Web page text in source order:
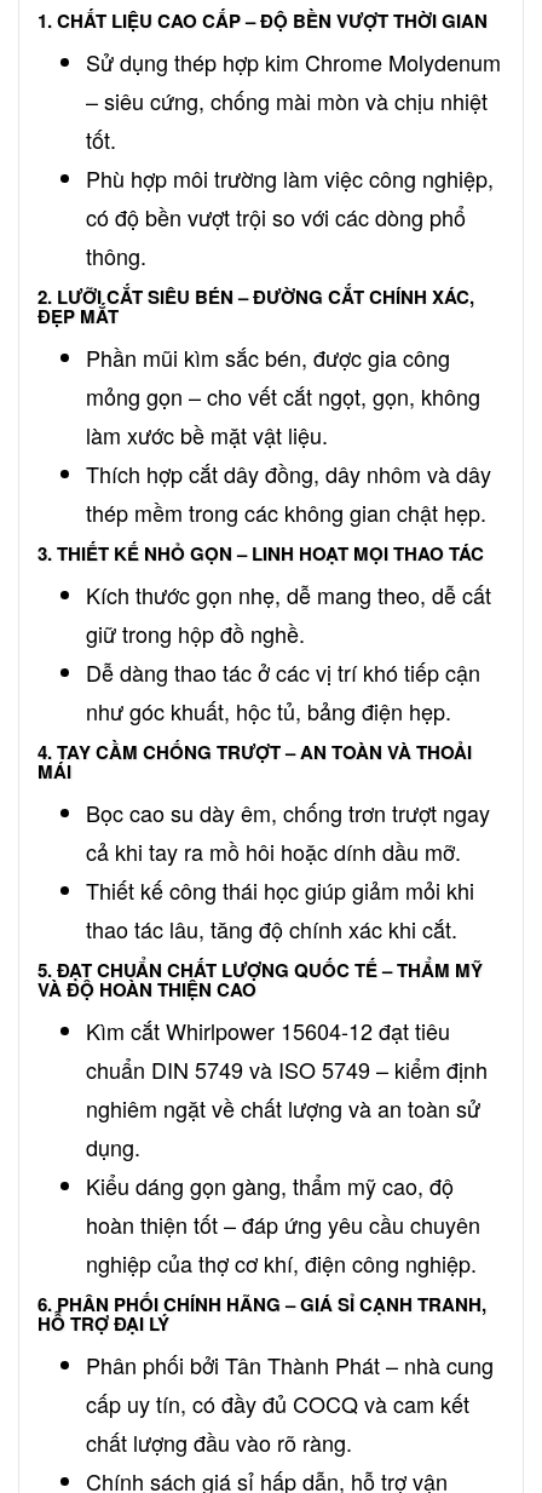
1. CHẤT LIỆU CAO CẤP – ĐỘ BỀN VƯỢT THỜI GIAN
Sử dụng thép hợp kim Chrome Molydenum
– siêu cứng, chống mài mòn và chịu nhiệt
tốt.
Phù hợp môi trường làm việc công nghiệp,
có độ bền vượt trội so với các dòng phổ
thông.
2. LƯỠI CẮT SIÊU BÉN – ĐƯỜNG CẮT CHÍNH XÁC,
ĐẸP MẮT
Phần mũi kìm sắc bén, được gia công
mỏng gọn – cho vết cắt ngọt, gọn, không
làm xước bề mặt vật liệu.
Thích hợp cắt dây đồng, dây nhôm và dây
thép mềm trong các không gian chật hẹp.
3. THIẾT KẾ NHỎ GỌN – LINH HOẠT MỌI THAO TÁC
Kích thước gọn nhẹ, dễ mang theo, dễ cất
giữ trong hộp đồ nghề.
Dễ dàng thao tác ở các vị trí khó tiếp cận
như góc khuất, hộc tủ, bảng điện hẹp.
4. TAY CẦM CHỐNG TRƯỢT – AN TOÀN VÀ THOẢI
MÁI
Bọc cao su dày êm, chống trơn trượt ngay
cả khi tay ra mồ hôi hoặc dính dầu mỡ.
Thiết kế công thái học giúp giảm mỏi khi
thao tác lâu, tăng độ chính xác khi cắt.
5. ĐẠT CHUẨN CHẤT LƯỢNG QUỐC TẾ – THẨM MỸ
VÀ ĐỘ HOÀN THIỆN CAO
Kìm cắt Whirlpower 15604-12 đạt tiêu
chuẩn DIN 5749 và ISO 5749 – kiểm định
nghiêm ngặt về chất lượng và an toàn sử
dụng.
Kiểu dáng gọn gàng, thẩm mỹ cao, độ
hoàn thiện tốt – đáp ứng yêu cầu chuyên
nghiệp của thợ cơ khí, điện công nghiệp.
6. PHÂN PHỐI CHÍNH HÃNG – GIÁ SỈ CẠNH TRANH,
HỖ TRỢ ĐẠI LÝ
Phân phối bởi Tân Thành Phát – nhà cung
cấp uy tín, có đầy đủ COCQ và cam kết
chất lượng đầu vào rõ ràng.
Chính sách giá sỉ hấp dẫn, hỗ trợ vận